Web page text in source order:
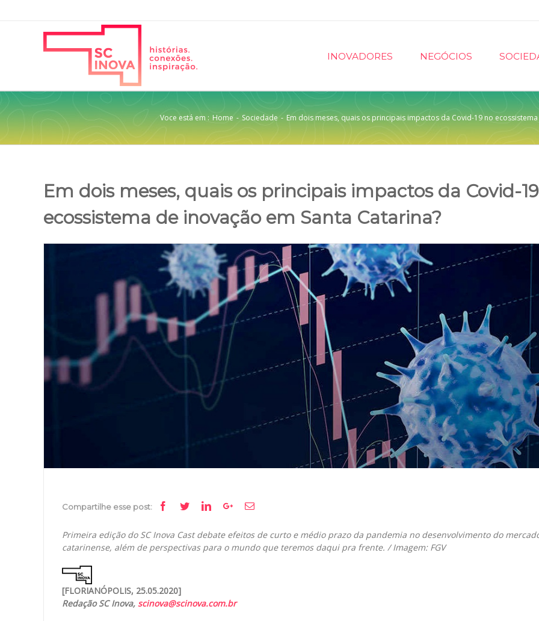
INOVADORES NEGÓCIOS
Voce está em : Home - Sociedade - Em dois meses, quais os principais impactos da Covid-19 no
Em dois meses, quais os principais impactos da Covid-
ecossistema de inovação em Santa Catarina?
Compartilhe esse post: Facebook
TwitterLinkedinGoogle+Email
Primeira edição do SC Inova Cast debate efeitos de curto e médio prazo da pandemia no desenvolvimento do
catarinense, além de perspectivas para o mundo que teremos daqui pra frente. / Imagem: FGV
[FLORIANÓPOLIS, 25.05.2020]
Redação SC Inova, scinova@scinova.com.br